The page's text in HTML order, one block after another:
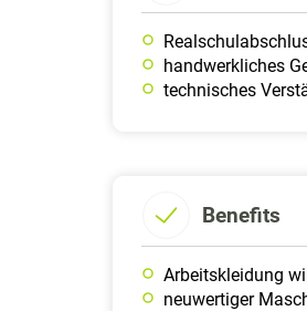
handwerkliches
technisches
Benefits
Arbeitskleidung
neuwertiger